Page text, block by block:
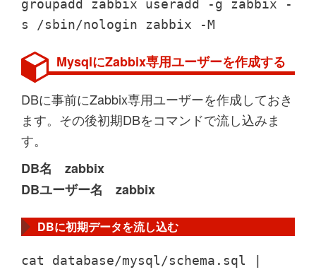
groupadd zabbix useradd -g zabbix -
s /sbin/nologin zabbix -M
MysqlにZabbix専用ユーザーを作成する
DBに事前にZabbix専用ユーザーを作成しておき
ます。その後初期DBをコマンドで流し込みま
す。
DB名 zabbix
DBユーザー名 zabbix
DBに初期データを流し込む
cat database/mysql/schema.sql |